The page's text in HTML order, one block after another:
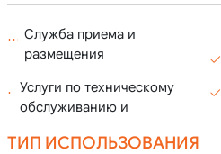
Служба приема и
размещения
Услуги по техническому
обслуживанию и
ТИП ИСПОЛЬЗОВАНИЯ